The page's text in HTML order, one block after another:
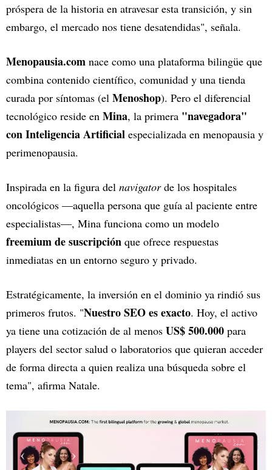
próspera de la historia en atravesar esta transición, y sin
embargo, el mercado nos tiene desatendidas", señala.
Menopausia.com nace como una plataforma bilingüe que
combina contenido científico, comunidad y una tienda
curada por síntomas (el Menoshop). Pero el diferencial
tecnológico reside en Mina, la primera "navegadora"
con Inteligencia Artificial especializada en menopausia y
perimenopausia.
Inspirada en la figura del navigatorde los hospitales
oncológicos —aquella persona que guía al paciente entre
especialistas—, Mina funciona como un modelo
freemium de suscripción que ofrece respuestas
inmediatas en un entorno seguro y privado.
Estratégicamente, la inversión en el dominio ya rindió sus
primeros frutos. "Nuestro SEO es exacto. Hoy, el activo
ya tiene una cotización de al menos US$ 500.000 para
players del sector salud o laboratorios que quieran acceder
de forma directa a quien realiza una búsqueda sobre el
tema", afirma Natale.